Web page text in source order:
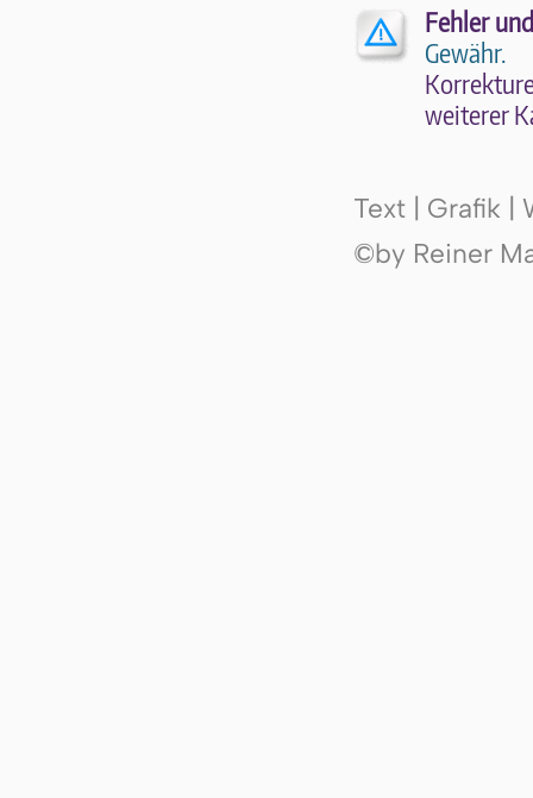
Fehler
Gewähr.
wei­te­rer
Text | Grafik |
©by Reiner